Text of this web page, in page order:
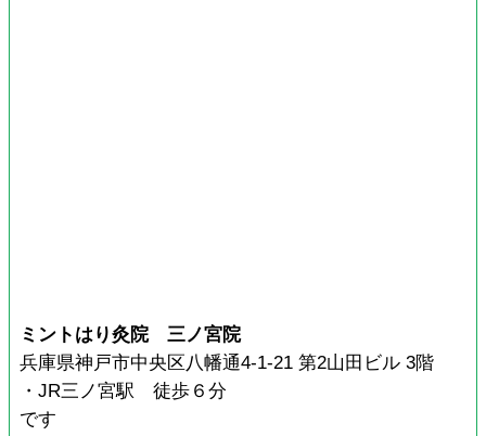
ミントはり灸院 三ノ宮院
兵庫県神戸市中央区八幡通4-1-21 第2山田ビル 3階
・JR三ノ宮駅 徒歩６分
です